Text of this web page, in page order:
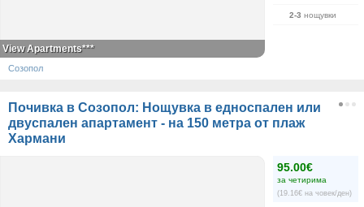
2-3 нощувки
View Apartments***
Созопол
Почивка в Созопол: Нощувка в едноспален или
двуспален апартамент - на 150 метра от плаж
Хармани
95.00€
за четирима
(19.16€ на човек/ден)